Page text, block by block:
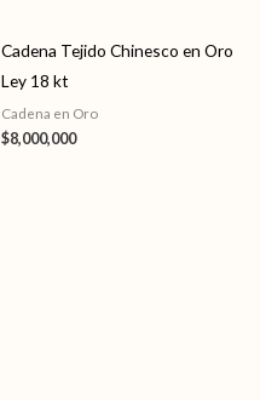
Cadena Tejido Chinesco en Oro
Ley 18 kt
Cadena en Oro
$8,000,000